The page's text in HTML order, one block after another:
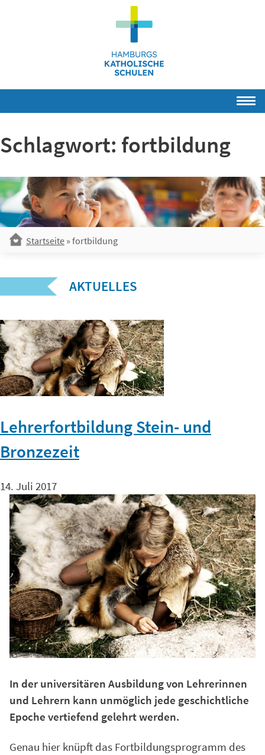
Schlagwort: fortbildung
Startseite » fortbildung
AKTUELLES
Lehrerfortbildung Stein- und
Bronzezeit
14. Juli 2017
In der universitären Ausbildung von Lehrerinnen
und Lehrern kann unmöglich jede geschichtliche
Epoche vertiefend gelehrt werden.
Genau hier knüpft das Fortbildungsprogramm des